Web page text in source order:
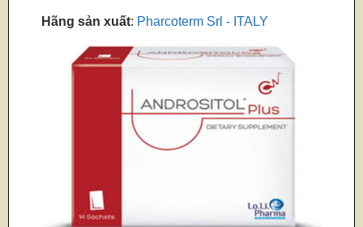
Hãng sản xuất: Pharcoterm Srl - ITALY